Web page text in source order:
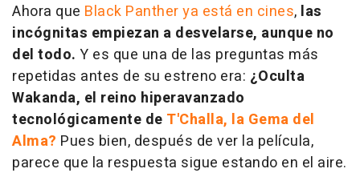
Ahora que Black Panther ya está en cines, las
incógnitas empiezan a desvelarse, aunque no
del todo. Y es que una de las preguntas más
repetidas antes de su estreno era: ¿Oculta
Wakanda, el reino hiperavanzado
tecnológicamente de T'Challa, la Gema del
Alma? Pues bien, después de ver la película,
parece que la respuesta sigue estando en el aire.